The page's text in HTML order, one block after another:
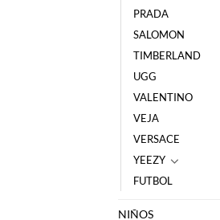
PRADA
SALOMON
TIMBERLAND
UGG
VALENTINO
VEJA
VERSACE
YEEZY
FUTBOL
NIÑOS